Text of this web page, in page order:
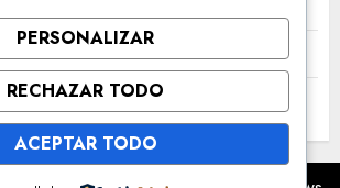
PERSONALIZAR
RECHAZAR TODO
ACEPTAR TODO